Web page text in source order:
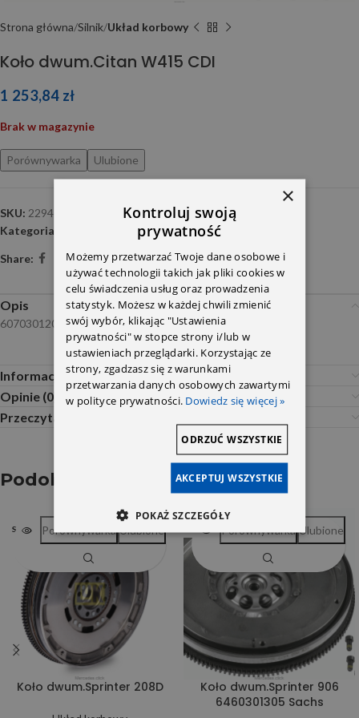
Strona główna Silnik Układ korbowy
Koło dwum.Citan W415 CDI
1 253,84 zł
Brak w magazynie
Porównywarka Ulubione
SKU: 2294002113
Kategoria:
Share:
Opis
6070301205 6070301405 6070301505
Informacje dodatkowe
Opinie (0)
Przeczytaj Przed Zakupem
Podobne produkty
SOLD OUT
Koło dwum.Sprinter 208D
Porównywarka Ulubione
Koło dwum.Sprinter 906
6460301305 Sachs
Porównywarka Ulubione
×
Kontroluj swoją
prywatność
Możemy przetwarzać Twoje dane osobowe i
używać technologii takich jak pliki cookies w
celu świadczenia usług oraz prowadzenia
statystyk. Możesz w każdej chwili zmienić
swój wybór, klikając "Ustawienia
prywatności" w stopce strony i/lub w
ustawieniach przeglądarki. Korzystając ze
strony, zgadzasz się z warunkami
przetwarzania danych osobowych zawartymi
w polityce prywatności. Dowiedz się więcej »
AKCEPTUJ WSZYSTKIE
ODRZUĆ WSZYSTKIE
POKAŻ SZCZEGÓŁY